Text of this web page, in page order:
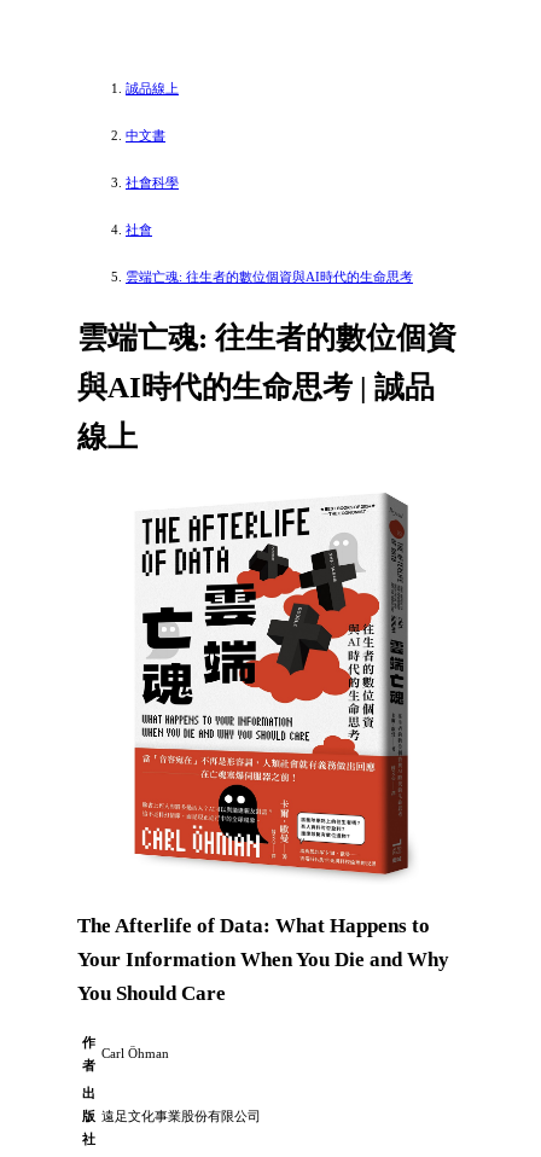
誠品線上
中文書
社會科學
社會
雲端亡魂: 往生者的數位個資與AI時代的生命思考
雲端亡魂: 往生者的數位個資
與AI時代的生命思考 | 誠品
線上
The Afterlife of Data: What Happens to
Your Information When You Die and Why
You Should Care
作
者
Carl Öhman
出
版
社
遠足文化事業股份有限公司